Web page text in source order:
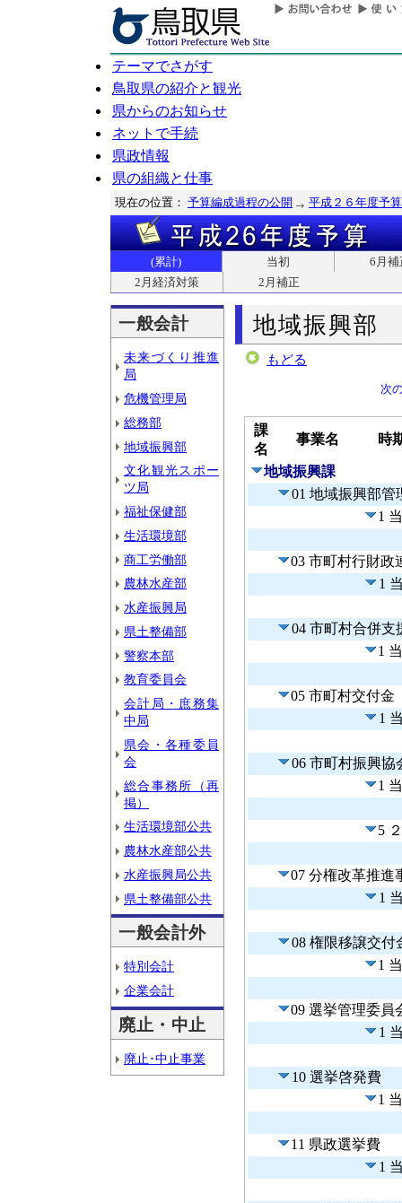
テーマでさがす
鳥取県の紹介と観光
県からのお知らせ
ネットで手続
県政情報
県の組織と仕事
現在の位置： 予算編成過程の公開 平成２６年度予算
(累計) 当初
6月補
2月経済対策
2月補正
一般会計
未来づくり推進
局
危機管理局
総務部
地域振興部
文化観光スポー
ツ局
福祉保健部
生活環境部
商工労働部
農林水産部
水産振興局
県土整備部
警察本部
教育委員会
会計局・庶務集
中局
県会・各種委員
会
総合事務所（再
掲）
生活環境部公共
農林水産部公共
水産振興局公共
県土整備部公共
一般会計外
特別会計
企業会計
廃止・中止
廃止･中止事業
地域振興部
もどる
次
課
名
事業名 時
地域振興課
01 地域振興部管
1
03 市町村行財政
1
04 市町村合併支
1
05 市町村交付金
1
06 市町村振興協
1
5
07 分権改革推進
1
08 権限移譲交付
1
09 選挙管理委員
1
10 選挙啓発費
1
11 県政選挙費
1